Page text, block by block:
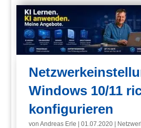
Windows 10/11
konfigurieren
vonAndreas Erle |01.07.2020